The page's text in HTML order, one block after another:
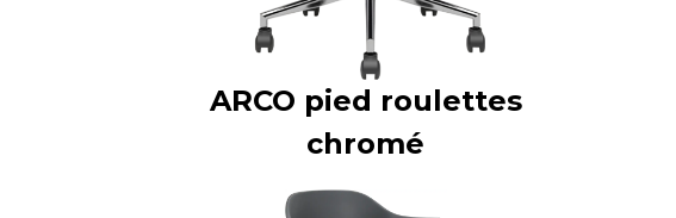
ARCO pied roulettes
chromé